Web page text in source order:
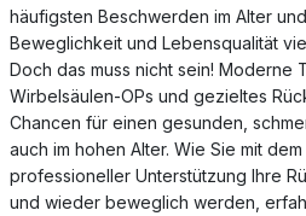
häufigsten Beschwerden im Alter
Beweglichkeit und Lebensqualität
Doch das muss nicht sein! Moderne
Wirbelsäulen-OPs und gezieltes
Chancen für einen gesunden,
auch im hohen Alter. Wie Sie mit
professioneller Unterstützung Ihre
und wieder beweglich werden,